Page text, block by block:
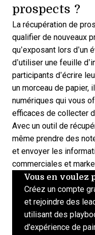
prospects ?
La récupération de
qualifier de nouveaux
qu’exposant lors d’un
d’utiliser une feuille
participants d’écrire
un morceau de papier,
numériques qui vous
efficaces de collecter
Avec un outil de
même prendre des
et envoyer les
commerciales et
Vous en voulez
Créez un compte
et rejoindre des
utilisant des
d'expérience de